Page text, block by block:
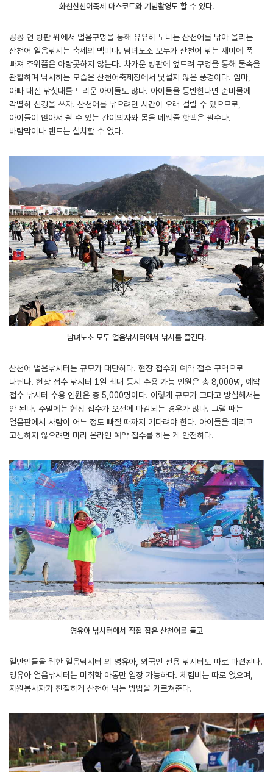
화천산천어축제 마스코트와 기념촬영도 할 수 있다.
꽁꽁 언 빙판 위에서 얼음구멍을 통해 유유히 노니는 산천어를 낚아 올리는
산천어 얼음낚시는 축제의 백미다. 남녀노소 모두가 산천어 낚는 재미에 푹
빠져 추위쯤은 아랑곳하지 않는다. 차가운 빙판에 엎드려 구멍을 통해 물속을
관찰하며 낚시하는 모습은 산천어축제장에서 낯설지 않은 풍경이다. 엄마,
아빠 대신 낚싯대를 드리운 아이들도 많다. 아이들을 동반한다면 준비물에
각별히 신경을 쓰자. 산천어를 낚으려면 시간이 오래 걸릴 수 있으므로,
아이들이 앉아서 쉴 수 있는 간이의자와 몸을 데워줄 핫팩은 필수다.
바람막이나 텐트는 설치할 수 없다.
남녀노소 모두 얼음낚시터에서 낚시를 즐긴다.
산천어 얼음낚시터는 규모가 대단하다. 현장 접수와 예약 접수 구역으로
나뉜다. 현장 접수 낚시터 1일 최대 동시 수용 가능 인원은 총 8,000명, 예약
접수 낚시터 수용 인원은 총 5,000명이다. 이렇게 규모가 크다고 방심해서는
안 된다. 주말에는 현장 접수가 오전에 마감되는 경우가 많다. 그럴 때는
얼음판에서 사람이 어느 정도 빠질 때까지 기다려야 한다. 아이들을 데리고
고생하지 않으려면 미리 온라인 예약 접수를 하는 게 안전하다.
영유아 낚시터에서 직접 잡은 산천어를 들고
일반인들을 위한 얼음낚시터 외 영유아, 외국인 전용 낚시터도 따로 마련된다.
영유아 얼음낚시터는 미취학 아동만 입장 가능하다. 체험비는 따로 없으며,
자원봉사자가 친절하게 산천어 낚는 방법을 가르쳐준다.